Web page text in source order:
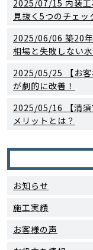
2025/07/15 内装
見抜く5つのチェッ
2025/06/06 築20
相場と失敗しない
2025/05/25
【お
が劇的に改善！
2025/05/16
【清
メリットとは？
お知らせ
施工実績
お客様の声